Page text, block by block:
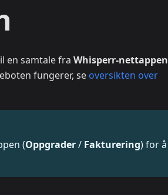
en samtale fra Whisperr-nettappen
fungerer, se oversikten over
(Oppgrader/ Fakturering) for å